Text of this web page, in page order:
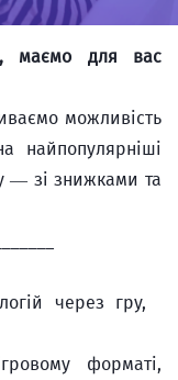
маємо для вас
можливість
найпопулярніші
— зі знижками та
через гру,
форматі,